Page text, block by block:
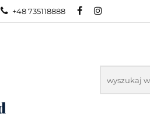
+48 735118888 NOWOŚCI